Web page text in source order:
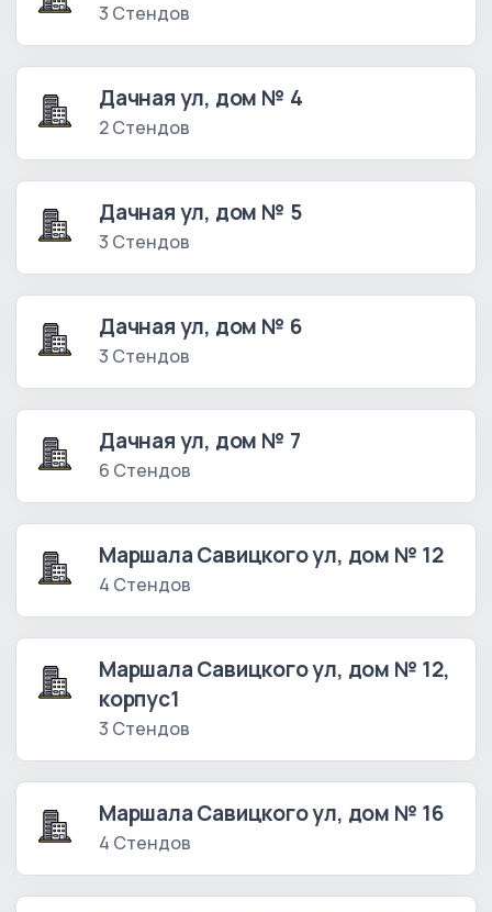
3 Стендов
Дачная ул, дом № 4
2 Стендов
Дачная ул, дом № 5
3 Стендов
Дачная ул, дом № 6
3 Стендов
Дачная ул, дом № 7
6 Стендов
Маршала Савицкого ул, дом № 12
4 Стендов
Маршала Савицкого ул, дом № 12,
корпус1
3 Стендов
Маршала Савицкого ул, дом № 16
4 Стендов